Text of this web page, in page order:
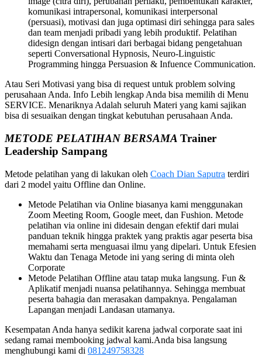
komunikasi intrapersonal, komunikasi interpersonal
(persuasi), motivasi dan juga optimasi diri sehingga para sales
dan team menjadi pribadi yang lebih produktif. Pelatihan
didesign dengan intisari dari berbagai bidang pengetahuan
seperti Conversational Hypnosis, Neuro-Linguistic
Programming hingga Persuasion & Infuence Communication.
Atau Seri Motivasi yang bisa di request untuk problem solving
perusahaan Anda. Info Lebih lengkap Anda bisa memilih di Menu
SERVICE. Menariknya Adalah seluruh Materi yang kami sajikan
bisa di sesuaikan dengan tingkat kebutuhan perusahaan Anda.
METODE PELATIHAN BERSAMA Trainer
Leadership Sampang
Metode pelatihan yang di lakukan oleh Coach Dian Saputra terdiri
dari 2 model yaitu Offline dan Online.
Metode Pelatihan via Online biasanya kami menggunakan
Zoom Meeting Room, Google meet, dan Fushion. Metode
pelatihan via online ini didesain dengan efektif dari mulai
panduan teknik hingga praktek yang praktis agar peserta bisa
memahami serta menguasai ilmu yang dipelari. Untuk Efesien
Waktu dan Tenaga Metode ini yang sering di minta oleh
Corporate
Metode Pelatihan Offline atau tatap muka langsung. Fun &
Aplikatif menjadi nuansa pelatihannya. Sehingga membuat
peserta bahagia dan merasakan dampaknya. Pengalaman
Lapangan menjadi Landasan utamanya.
Kesempatan Anda hanya sedikit karena jadwal corporate saat ini
sedang ramai membooking jadwal kami.Anda bisa langsung
menghubungi kami di 081249758328